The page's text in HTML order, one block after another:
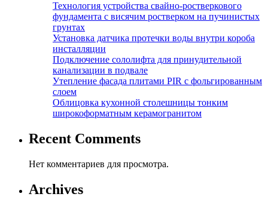
Технология устройства свайно-ростверкового
фундамента с висячим ростверком на пучинистых
грунтах
Установка датчика протечки воды внутри короба
инсталляции
Подключение сололифта для принудительной
канализации в подвале
Утепление фасада плитами PIR с фольгированным
слоем
Облицовка кухонной столешницы тонким
широкоформатным керамогранитом
Recent Comments
Нет комментариев для просмотра.
Archives